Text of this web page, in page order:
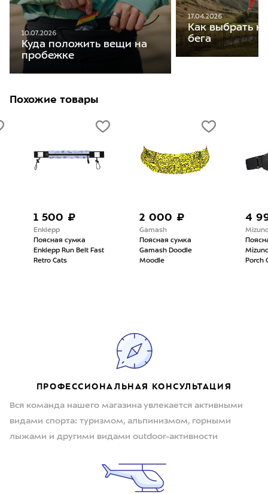
10.07.2026
Куда положить вещи на
пробежке
17.04.2026
Как выбрать
бега
Похожие товары
1 500 ₽
Enklepp
Поясная сумка
Enklepp Run Belt Fast
Retro Cats
2 000 ₽
Gamash
Поясная сумка
Gamash Doodle
Moodle
4
Mizuno
Поясная
Mizuno
Porch CR
ПРОФЕССИОНАЛЬНАЯ КОНСУЛЬТАЦИЯ
Вся команда нашего магазина увлекается активными
видами спорта: туризмом, альпинизмом, горными
лыжами и другими видами outdoor-активности